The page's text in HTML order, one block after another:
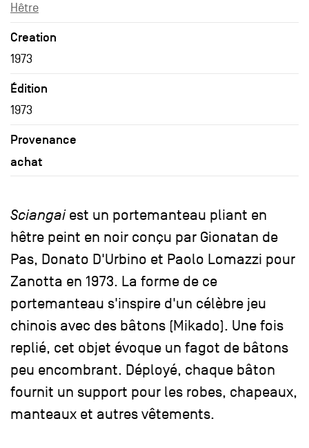
Hêtre
Creation
1973
Édition
1973
Provenance
achat
Sciangaiest un portemanteau pliant en
hêtre peint en noir conçu par Gionatan de
Pas, Donato D'Urbino et Paolo Lomazzi pour
Zanotta en 1973. La forme de ce
portemanteau s'inspire d'un célèbre jeu
chinois avec des bâtons (Mikado). Une fois
replié, cet objet évoque un fagot de bâtons
peu encombrant. Déployé, chaque bâton
fournit un support pour les robes, chapeaux,
manteaux et autres vêtements.